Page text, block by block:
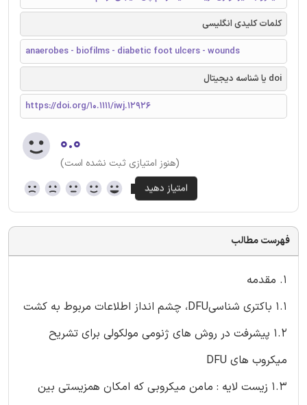
کلمات کلیدی انگلیسی
anaerobes - biofilms - diabetic foot ulcers - wounds
doi یا شناسه دیجیتال
https://doi.org/10.1111/iwj.12926
۰.۰
(هنوز امتیازی ثبت نشده است)
فهرست مطالب
1. مقدمه
1.1 باکتری شناسیDFU، چشم انداز اطلاعات مربوط به کشت
1.2 پیشرفت در روش های ژنومی مولکولی برای تشریح
میکروب های DFU
1.3 زیست لایه : مامن میکروبی که امکان همزیستی بین